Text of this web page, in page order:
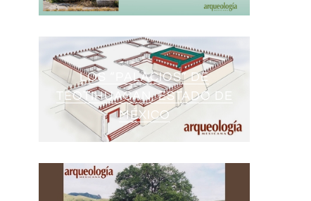
LOS “PALACIOS” DE
TEOTIHUACAN, ESTADO DE
MÉXICO